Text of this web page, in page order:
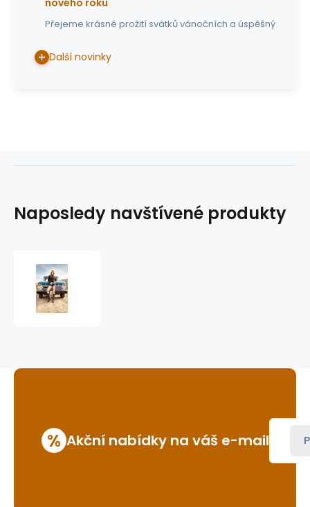
Přejeme krásné prožití svátků vánočních a úspěšný
Další novinky
Naposledy navštívené produkty
% Akční nabídky na váš e-mail